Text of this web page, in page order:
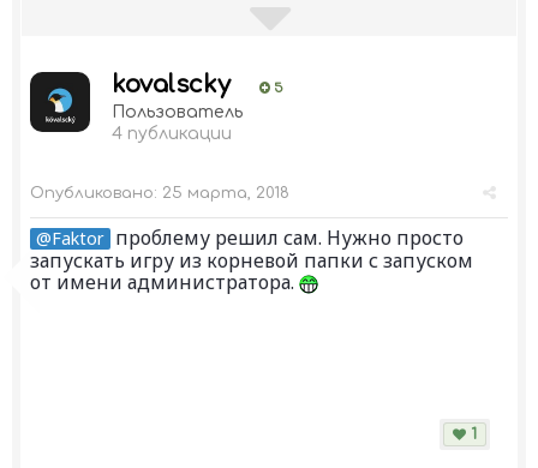
kovalscky 5
Пользователь
4 публикации
Опубликовано: 25 марта, 2018
@Faktor проблему решил сам. Нужно просто
запускать игру из корневой папки с запуском
от имени администратора.
1